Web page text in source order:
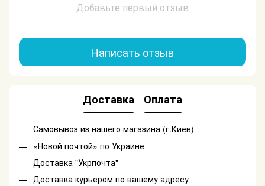
Добавьте первый отзыв
Написать отзыв
Доставка Оплата
Самовывоз из нашего магазина (г.Киев)
«Новой почтой» по Украине
Доставка "Укрпочта"
Доставка курьером по вашему адресу